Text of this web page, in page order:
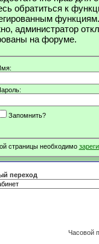
обратиться к
функциям.
администратор
на форуме.
Запомнить?
страницы необходимо
переход
Часовой